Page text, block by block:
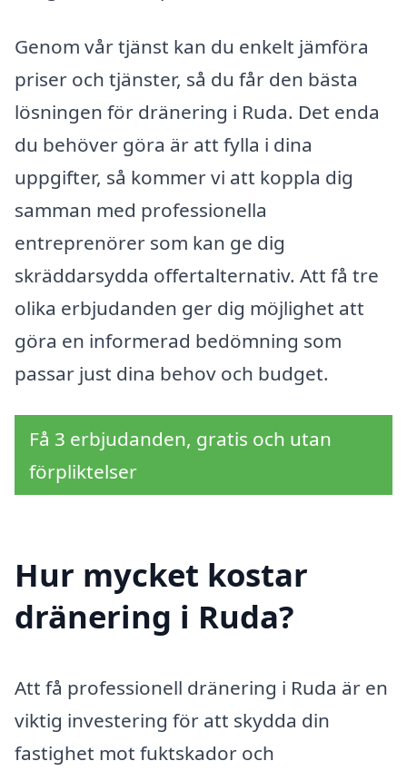
Genom vår tjänst kan du enkelt jämföra
priser och tjänster, så du får den bästa
lösningen för dränering i Ruda. Det enda
du behöver göra är att fylla i dina
uppgifter, så kommer vi att koppla dig
samman med professionella
entreprenörer som kan ge dig
skräddarsydda offertalternativ. Att få tre
olika erbjudanden ger dig möjlighet att
göra en informerad bedömning som
passar just dina behov och budget.
Få 3 erbjudanden, gratis och utan
förpliktelser
Hur mycket kostar
dränering i Ruda?
Att få professionell dränering i Ruda är en
viktig investering för att skydda din
fastighet mot fuktskador och